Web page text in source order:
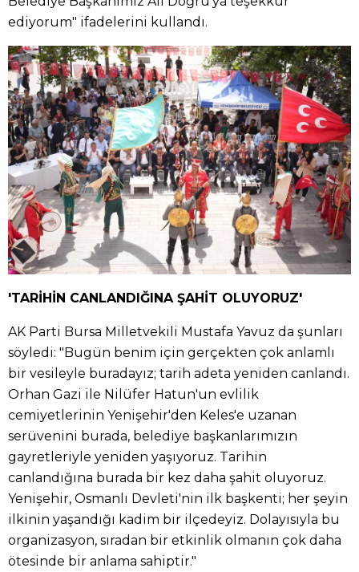
ediyorum" ifadelerini kullandı.
'TARİHİN CANLANDIĞINA ŞAHİT OLUYORUZ'
AK Parti Bursa Milletvekili Mustafa Yavuz da şunları
söyledi: "Bugün benim için gerçekten çok anlamlı
bir vesileyle buradayız; tarih adeta yeniden canlandı.
Orhan Gazi ile Nilüfer Hatun'un evlilik
cemiyetlerinin Yenişehir'den Keles'e uzanan
serüvenini burada, belediye başkanlarımızın
gayretleriyle yeniden yaşıyoruz. Tarihin
canlandığına burada bir kez daha şahit oluyoruz.
Yenişehir, Osmanlı Devleti'nin ilk başkenti; her şeyin
ilkinin yaşandığı kadim bir ilçedeyiz. Dolayısıyla bu
organizasyon, sıradan bir etkinlik olmanın çok daha
ötesinde bir anlama sahiptir."